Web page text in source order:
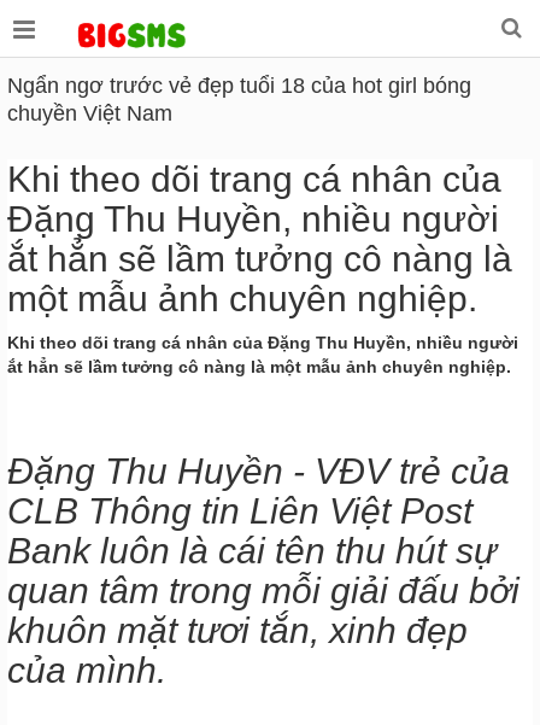
Ngẩn ngơ trước vẻ đẹp tuổi 18 của hot girl bóng
chuyền Việt Nam
Khi theo dõi trang cá nhân của
Đặng Thu Huyền, nhiều người
ắt hẳn sẽ lầm tưởng cô nàng là
một mẫu ảnh chuyên nghiệp.
Khi theo dõi trang cá nhân của Đặng Thu Huyền, nhiều người
ắt hẳn sẽ lầm tưởng cô nàng là một mẫu ảnh chuyên nghiệp.
Đặng Thu Huyền - VĐV trẻ của
CLB Thông tin Liên Việt Post
Bank luôn là cái tên thu hút sự
quan tâm trong mỗi giải đấu bởi
khuôn mặt tươi tắn, xinh đẹp
của mình.